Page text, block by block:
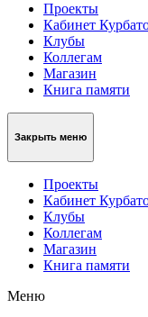
Проекты
Кабинет
Клубы
Коллегам
Магазин
Книга памяти
Закрыть меню
Проекты
Кабинет
Клубы
Коллегам
Магазин
Книга памяти
Меню